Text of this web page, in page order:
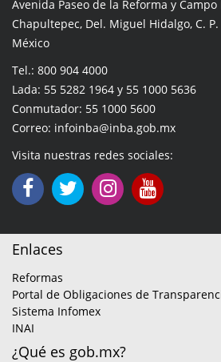
Avenida Paseo de la Reforma y
Chapultepec, Del. Miguel Hidalgo, C.
México
Tel.: 800 904 4000
Lada: 55 5282 1964 y 55 1000 5636
Conmutador: 55 1000 5600
Correo: infoinba@inba.gob.mx
Visita nuestras redes sociales:
Enlaces
Reformas
Portal de Obligaciones de
Sistema Infomex
INAI
¿Qué es gob.mx?